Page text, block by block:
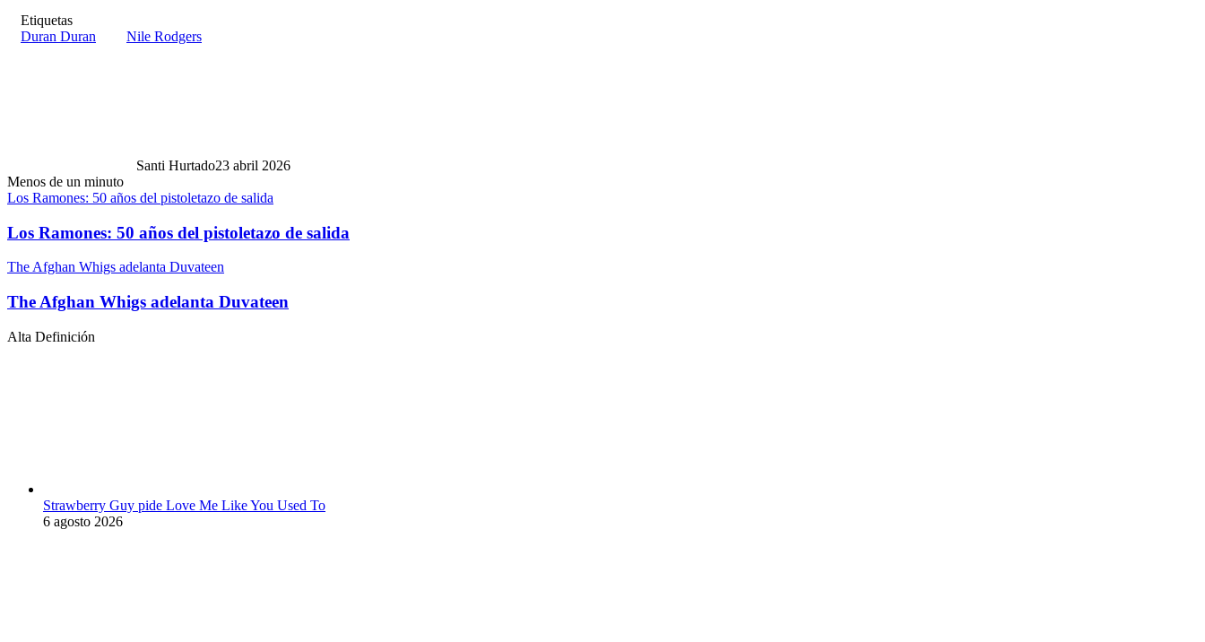
Etiquetas
Duran Duran
Nile Rodgers
Santi Hurtado23 abril 2026
Menos de un minuto
Los Ramones: 50 años del pistoletazo de salida
Los Ramones: 50 años del pistoletazo de salida
The Afghan Whigs adelanta Duvateen
The Afghan Whigs adelanta Duvateen
Alta Definición
Strawberry Guy pide Love Me Like You Used To
6 agosto 2026